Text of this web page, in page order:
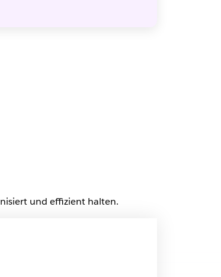
und effizient halten.